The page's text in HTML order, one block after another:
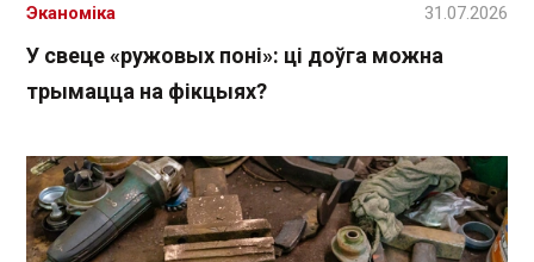
У свеце «ружовых поні»: ці доўга можна
трымацца на фікцыях?
Эканоміка 31.07.2026